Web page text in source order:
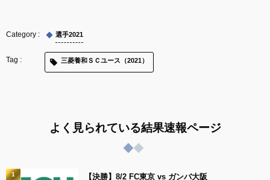
選手2021
三菱養和ＳＣユース（2021）
よく見られている結果速報ページ
【決勝】8/2 FC東京 vs ガンバ大阪
1